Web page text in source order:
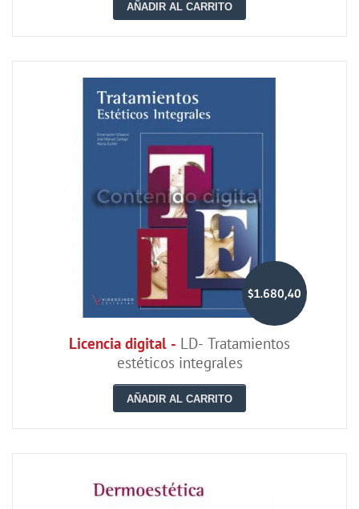
AÑADIR AL CARRITO
$1.680,40
Licencia digital - LD- Tratamientos
estéticos integrales
AÑADIR AL CARRITO